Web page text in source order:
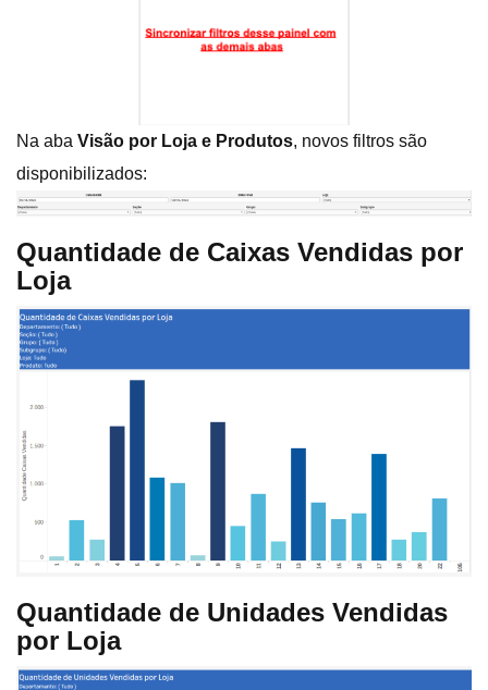
Na aba Visão por Loja e Produtos, novos filtros são
disponibilizados:
Quantidade de Caixas Vendidas por
Loja
Quantidade de Unidades Vendidas
por Loja